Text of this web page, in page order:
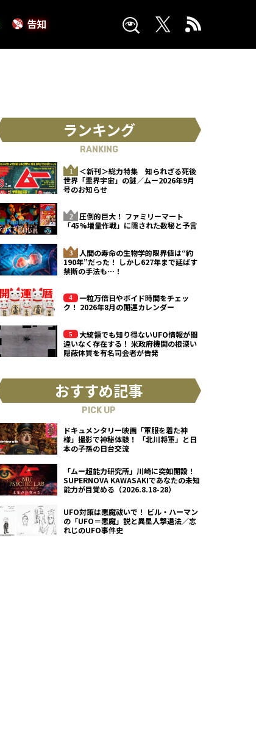
告知
ランキング
RANKING
＜新刊＞総力特集 知られざる死後
世界「霊界宇宙」の謎／ムー2026年9月
号のお知らせ
圧倒的巨大！ ファミリーマート
「45%増量作戦」に隠された数秘と予言
人間の寿命の生物学的限界値は“約
190年”だった！ しかし627年まで延ばす
禁断の手法も…！
一粒万倍日やボイド時間をチェッ
ク！ 2026年8月の開運カレンダー
大統領でも知り得ないUFO情報が間
違いなく存在する！ 米政府機関の根深い
隠蔽体質を有名司会者が告発
おすすめ記事
PICK UP
ドキュメンタリー映画「軍服を着た神
様」撮影で神秘体験！ 「北川将軍」と日
本の子孫の日台交流
「ムー超能力研究所」川崎に突如開設！
SUPERNOVA KAWASAKIであなたの未知
能力が目覚める（2026.8.18-28）
UFO対策は悪魔祓いで！ ビル・ハーマン
の「UFO＝悪魔」説と異星人撃退法／忘
れじのUFO事件史